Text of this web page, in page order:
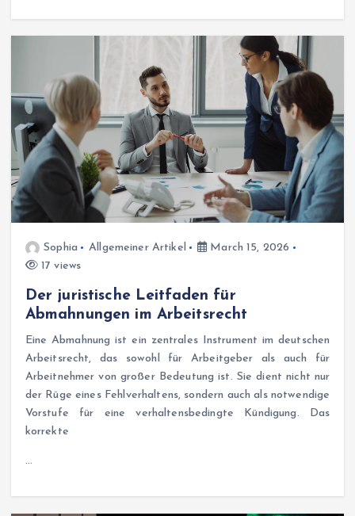
Sophia Allgemeiner Artikel
March 15, 2026
17 views
Der juristische Leitfaden für
Abmahnungen im Arbeitsrecht
Eine Abmahnung ist ein zentrales Instrument im deutschen
Arbeitsrecht, das sowohl für Arbeitgeber als auch für
Arbeitnehmer von großer Bedeutung ist. Sie dient nicht nur
der Rüge eines Fehlverhaltens, sondern auch als notwendige
Vorstufe für eine verhaltensbedingte Kündigung. Das
korrekte
…